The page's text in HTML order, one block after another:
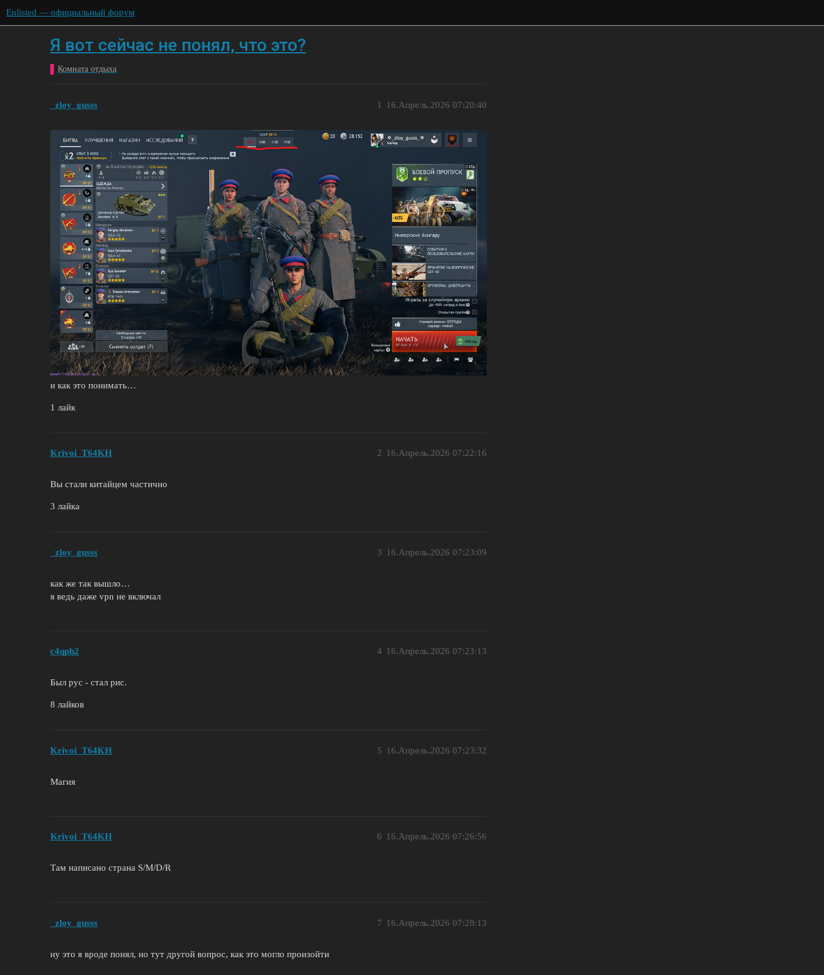
Enlisted — официальный форум
Я вот сейчас не понял, что это?
Комната отдыха
_zloy_gusss 16.Апрель.2026 07:20:40
1
и как это понимать…
1 лайк
Krivoi_T64KH 16.Апрель.2026 07:22:16
2
Вы стали китайцем частично
3 лайка
_zloy_gusss 16.Апрель.2026 07:23:09
3
как же так вышло…
я ведь даже vpn не включал
c4qph2 16.Апрель.2026 07:23:13
4
Был рус - стал рис.
8 лайков
Krivoi_T64KH 16.Апрель.2026 07:23:32
5
Магия
Krivoi_T64KH 16.Апрель.2026 07:26:56
6
Там написано страна S/M/D/R
_zloy_gusss 16.Апрель.2026 07:28:13
7
ну это я вроде понял, но тут другой вопрос, как это могло произойти